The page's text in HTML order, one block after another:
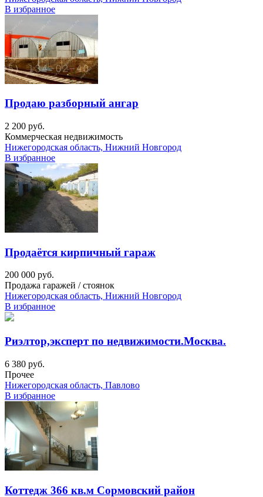
В избранное
Продаю разборный ангар
2 200 руб.
Коммерческая недвижимость
Нижегородская область, Нижний Новгород
В избранное
Продаётся кирпичный гараж
200 000 руб.
Продажа гаражей / стоянок
Нижегородская область, Нижний Новгород
В избранное
Риэлтор,эксперт по недвижимости.Москва.
6 380 руб.
Прочее
Нижегородская область, Павлово
В избранное
Коттедж 366 кв.м Сормовский район